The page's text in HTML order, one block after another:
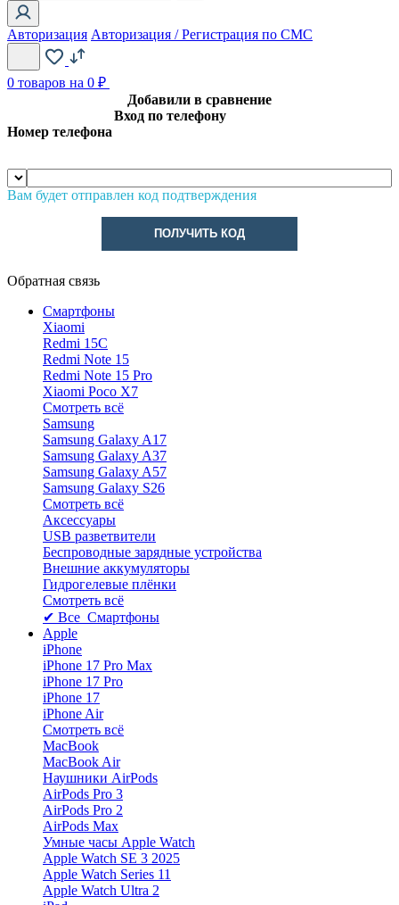
Авторизация Авторизация / Регистрация по СМС
0 товаров на 0 ₽
Добавили в сравнение
Вход по телефону
Номер телефона
Вам будет отправлен код подтверждения
ПОЛУЧИТЬ КОД
Обратная связь
Смартфоны
Xiaomi
Redmi 15C
Redmi Note 15
Redmi Note 15 Pro
Xiaomi Poco X7
Смотреть всё
Samsung
Samsung Galaxy A17
Samsung Galaxy A37
Samsung Galaxy A57
Samsung Galaxy S26
Смотреть всё
Аксессуары
USB разветвители
Беспроводные зарядные устройства
Внешние аккумуляторы
Гидрогелевые плёнки
Смотреть всё
✔ Все Смартфоны
Apple
iPhone
iPhone 17 Pro Max
iPhone 17 Pro
iPhone 17
iPhone Air
Смотреть всё
MacBook
MacBook Air
Наушники AirPods
AirPods Pro 3
AirPods Pro 2
AirPods Max
Умные часы Apple Watch
Apple Watch SE 3 2025
Apple Watch Series 11
Apple Watch Ultra 2